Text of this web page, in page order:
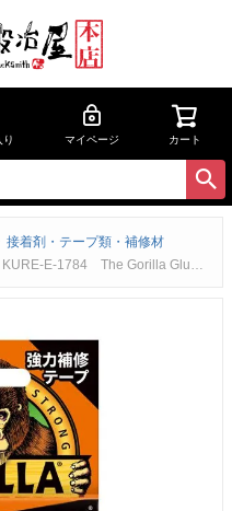
り マイページ カート
接着剤・テープ類・補修材
／KURE手軽に持ち運びやすいコンパクトサイズが登場